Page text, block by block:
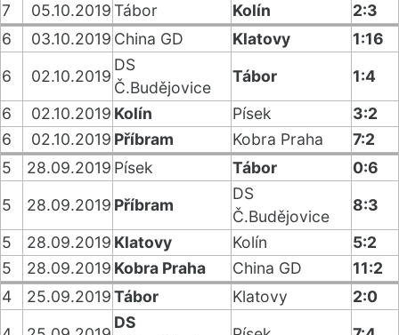
7 05.10.2019Tábor Kolín
2:3
6
03.10.2019 China GD Klatovy
1:16
6
02.10.2019
DS
Č.Budějovice
Tábor
1:4
6
02.10.2019 Kolín Písek
3:2
6
02.10.2019 Příbram Kobra Praha
7:2
5
28.09.2019 Písek Tábor
0:6
5
28.09.2019 Příbram
DS
Č.Budějovice
8:3
5
28.09.2019 Klatovy Kolín
5:2
5
28.09.2019 Kobra Praha China GD
11:2
4
25.09.2019Tábor Klatovy
2:0
DS